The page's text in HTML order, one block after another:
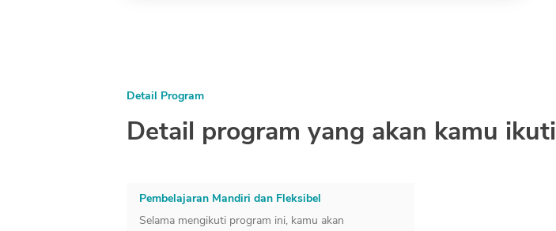
Detail Program
Detail program yang akan kamu ikuti
Pembelajaran Mandiri dan Fleksibel
Selama mengikuti program ini, kamu akan